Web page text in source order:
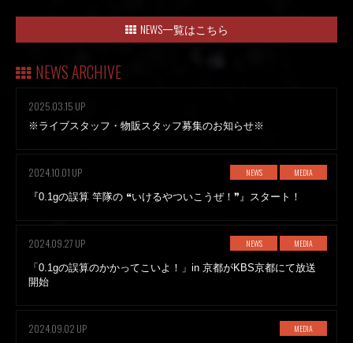
NEWS一覧はこちら
NEWS ARCHIVE
2025.03.15 UP
※ライブスタッフ・物販スタッフ募集のお知らせ※
2024.10.01 UP NEWS MEDIA
『0.1gの誤算 竿隊の ❝いけるやついこうぜ！❞』スタート！
2024.09.27 UP NEWS MEDIA
「0.1gの誤算のかかってこいよ！」in 京都がKBS京都にて放送
開始
2024.09.02 UP MEDIA